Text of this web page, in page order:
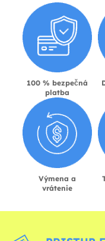
100 % bezpečná
platba
Výmena a
vrátenie